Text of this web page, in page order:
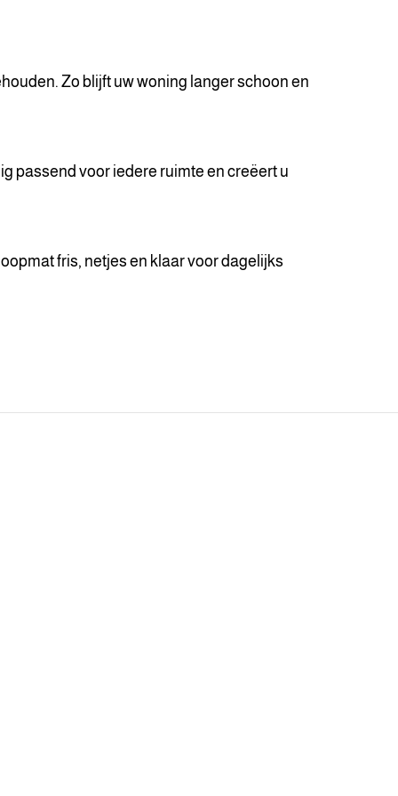
Zo blijft uw woning langer schoon en
passend voor iedere ruimte en creëert u
fris, netjes en klaar voor dagelijks